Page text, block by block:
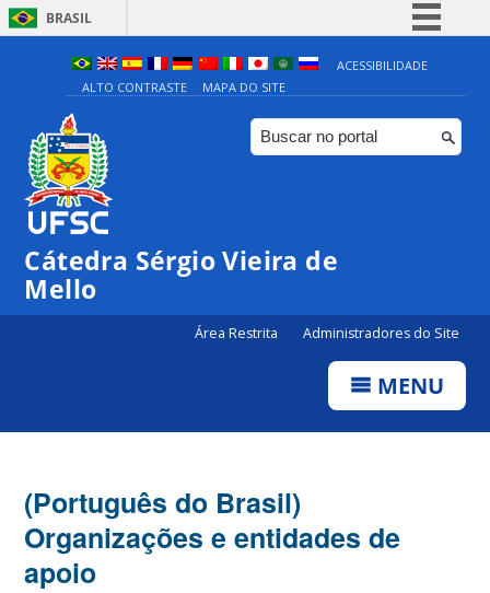
BRASIL
Simplifique!
Comunica BR
Participe
ACESSIBILIDADE
ALTO CONTRASTE
MAPA DO SITE
Cátedra Sérgio Vieira de
Mello
Área Restrita Administradores do Site
MENU
(Português do Brasil)
Organizações e entidades de
apoio